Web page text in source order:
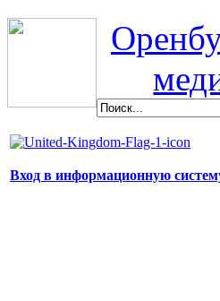
Вход в информационную